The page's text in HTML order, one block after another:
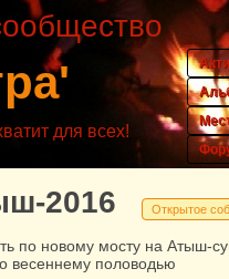
для всех!
2016 Открытое
по новому мосту на Атыш-
весеннему половодью